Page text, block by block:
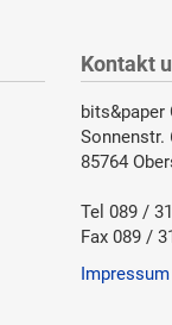
Kontakt
bits&paper
Sonnenstr.
85764
Tel 089 /
Fax 089 /
Impressum